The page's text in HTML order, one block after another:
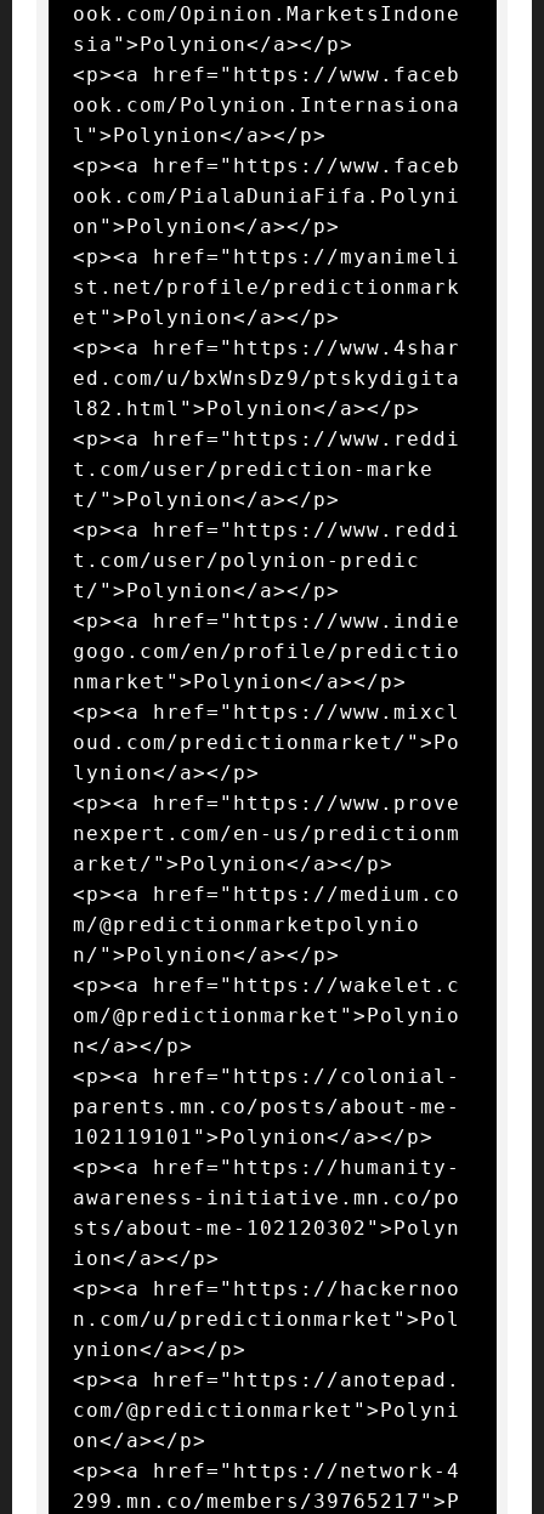
ook.com/Opinion.MarketsIndone
sia">Polynion</a></p>
<p><a href="https://www.faceb
ook.com/Polynion.Internasiona
l">Polynion</a></p>
<p><a href="https://www.faceb
ook.com/PialaDuniaFifa.Polyni
on">Polynion</a></p>
<p><a href="https://myanimeli
st.net/profile/predictionmark
et">Polynion</a></p>
<p><a href="https://www.4shar
ed.com/u/bxWnsDz9/ptskydigita
l82.html">Polynion</a></p>
<p><a href="https://www.reddi
t.com/user/prediction-marke
t/">Polynion</a></p>
<p><a href="https://www.reddi
t.com/user/polynion-predic
t/">Polynion</a></p>
<p><a href="https://www.indie
gogo.com/en/profile/predictio
nmarket">Polynion</a></p>
<p><a href="https://www.mixcl
oud.com/predictionmarket/">Po
lynion</a></p>
<p><a href="https://www.prove
nexpert.com/en-us/predictionm
arket/">Polynion</a></p>
<p><a href="https://medium.co
m/@predictionmarketpolynio
n/">Polynion</a></p>
<p><a href="https://wakelet.c
om/@predictionmarket">Polynio
n</a></p>
<p><a href="https://colonial-
parents.mn.co/posts/about-me-
102119101">Polynion</a></p>
<p><a href="https://humanity-
awareness-initiative.mn.co/po
sts/about-me-102120302">Polyn
ion</a></p>
<p><a href="https://hackernoo
n.com/u/predictionmarket">Pol
ynion</a></p>
<p><a href="https://anotepad.
com/@predictionmarket">Polyni
on</a></p>
<p><a href="https://network-4
299.mn.co/members/39765217">P